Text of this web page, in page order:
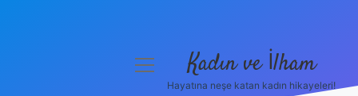
menüyü
Kadın ve İlham
Hayatına neşe katan kadın hikayeleri!